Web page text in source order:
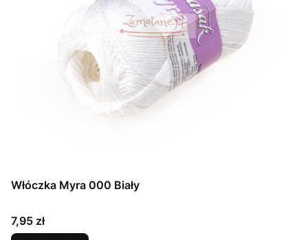
Włóczka Myra 000 Biały
Cena
7,95 zł